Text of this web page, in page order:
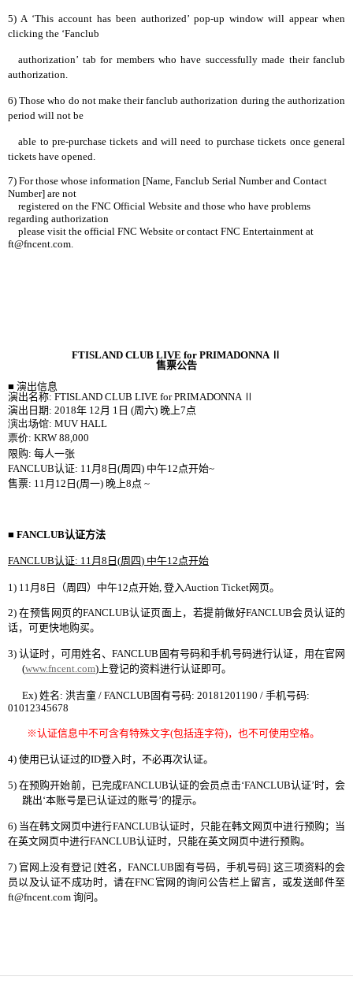
5) A ‘This account has been authorized’ pop-up window will appear when
clicking the ‘Fanclub
authorization’ tab for members who have successfully made their fanclub
authorization.
6)Those who do not make their fanclub authorization during the authorization
period will not be
able to pre-purchase tickets and will need to purchase tickets once general
tickets have opened.
7) For those whose information [Name, Fanclub Serial Number and Contact
Number] are not
registered on the FNC Official Website and those who have problems
regarding authorization
please visit the official FNC Website or contact FNC Entertainment at
ft@fncent.com
FTISLAND CLUB LIVE for PRIMADONNA Ⅱ
售票公告
■ 演出信息
演出名称: FTISLAND CLUB LIVE for PRIMADONNA Ⅱ
演出日期: 2018年 12 月 1 日 (周六) 晚上7 点
演出场馆: MUV HALL
票价: KRW 88,000
限购: 每人一张
FANCLUB认证: 11 月8 日(周四) 中午12 点开始~
售票: 11 月 12 日(周一) 晚 上8 点 ~
■ FANCLUB认证方法
FANCLUB认证: 11 月8 日(周四) 中午12 点开始
1) 11 月8 日 （周四） 中午12 点开始 登入 Auction Ticket网页。
2)在预售网页的FANCLUB认证页面 上 ， 若提前做好FANCLUB会员认证的
话， 可更快地购买。
3)认证时，可用姓名、FANCLUB 固有号码和手机号码进行认证 ， 用在官网
(www.fncent.com) 上登记的资料进行认证即可。
Ex) 姓名 : 洪吉童 / FANCLUB固有号码: 20181201190 / 手机号码:
01012345678
※认证信息中不可含有特殊文字(包括连字符)，也不可使用空格。
4) 使用已认证过的ID登入 时，不必再次认证。
5)在预购开始前， 已完成FANCLUB认证的会员 点击‘FANCLUB认证’时，会
跳出‘本账号是已认证过的账号’的提示。
6) 当在韩文网页中进行FANCLUB认证时，只能在韩文网页中进行预购； 当
在英文网页中进行FANCLUB认证时，只能在英文网页中进行预购。
7) 官网 上没有登记 [姓名，FANCLUB固有号码，手机号码] 这三项资料的会
员 以及认证不成功时，请在FNC 官网 的询问 公告栏 上留言 ， 或发送邮件至
ft@fncent.com 询问。